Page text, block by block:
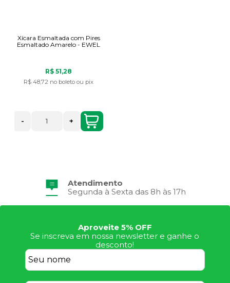
Xícara Esmaltada com Pires
Esmaltado Amarelo - EWEL
R$ 51,28
R$ 48,72 no boleto ou pix
- +
Atendimento
Segunda à Sexta das 8h às 17h
Aproveite 5% OFF
Se inscreva em nossa newsletter e ganhe o
desconto!